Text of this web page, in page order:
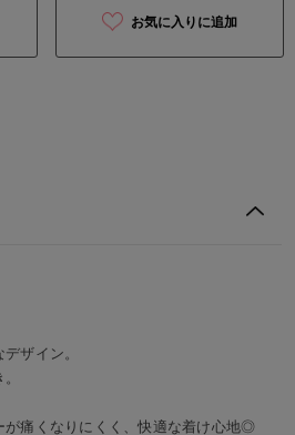
お気に入りに追加
ザイン。
が痛くなりにくく、快適な着け心地◎